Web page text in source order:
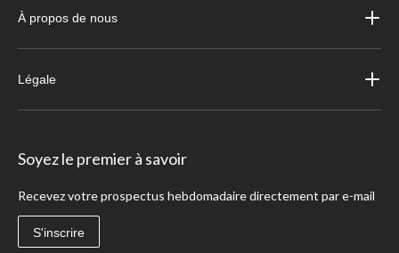
À propos de nous
Légale
Soyez le premier à savoir
Recevez votre prospectus hebdomadaire directement par e-mail
S'inscrire